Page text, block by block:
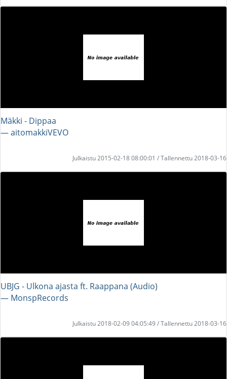
Mäkki - Dippaa
― aitomakkiVEVO
Julkaistu 2015-02-18 08:00:01 / Tallennettu 2018-03-16
UBJG - Ulkona ajasta ft. Raappana (Audio)
― MonspRecords
Julkaistu 2018-02-09 04:05:49 / Tallennettu 2018-03-16